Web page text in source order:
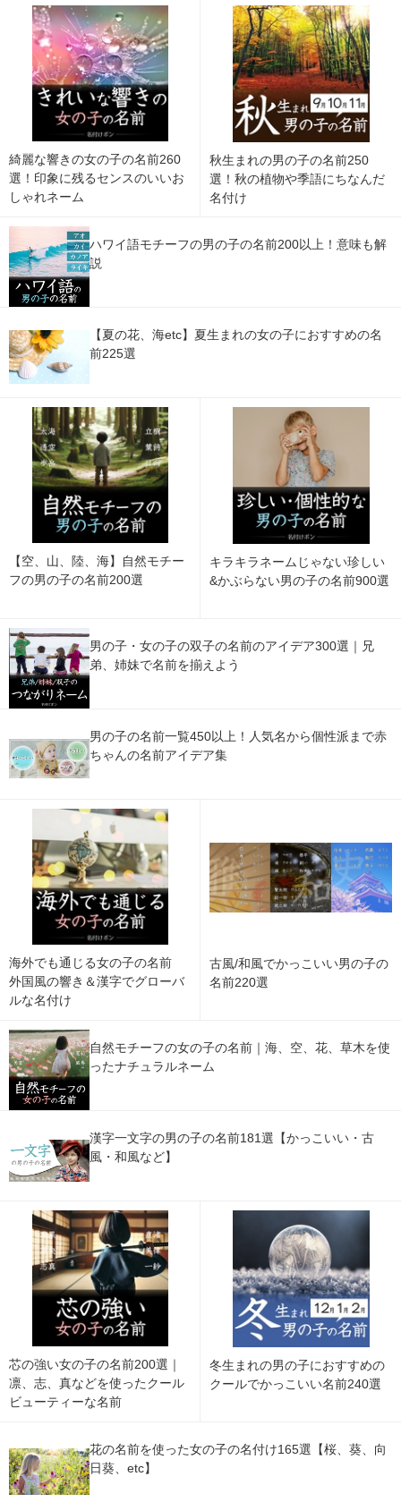
綺麗な響きの女の子の名前260
選！印象に残るセンスのいいお
しゃれネーム
秋生まれの男の子の名前250
選！秋の植物や季語にちなんだ
名付け
ハワイ語モチーフの男の子の名前200以上！意味も解
説
【夏の花、海etc】夏生まれの女の子におすすめの名
前225選
【空、山、陸、海】自然モチー
フの男の子の名前200選
キラキラネームじゃない珍しい
&かぶらない男の子の名前900選
男の子・女の子の双子の名前のアイデア300選｜兄
弟、姉妹で名前を揃えよう
男の子の名前一覧450以上！人気名から個性派まで赤
ちゃんの名前アイデア集
海外でも通じる女の子の名前
外国風の響き＆漢字でグローバ
ルな名付け
古風/和風でかっこいい男の子の
名前220選
自然モチーフの女の子の名前｜海、空、花、草木を使
ったナチュラルネーム
漢字一文字の男の子の名前181選【かっこいい・古
風・和風など】
芯の強い女の子の名前200選｜
凛、志、真などを使ったクール
ビューティーな名前
冬生まれの男の子におすすめの
クールでかっこいい名前240選
花の名前を使った女の子の名付け165選【桜、葵、向
日葵、etc】